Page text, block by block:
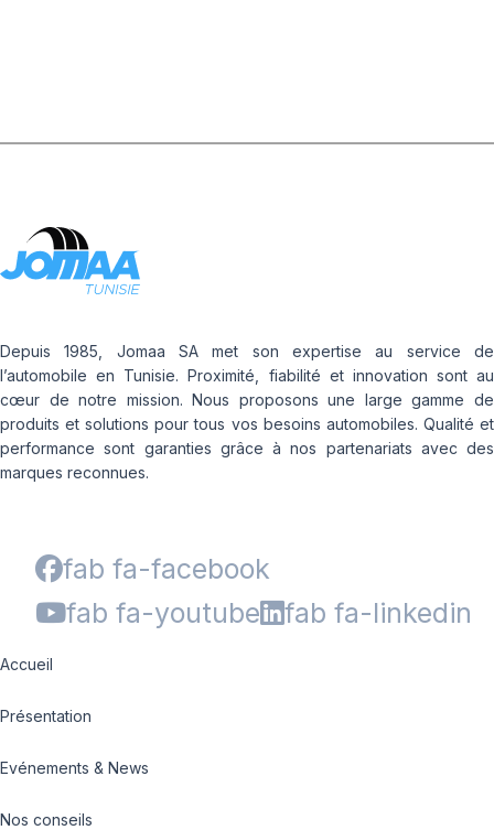
Depuis 1985, Jomaa SA met son expertise au service de
l’automobile en Tunisie. Proximité, fiabilité et innovation sont au
cœur de notre mission. Nous proposons une large gamme de
produits et solutions pour tous vos besoins automobiles. Qualité et
performance sont garanties grâce à nos partenariats avec des
marques reconnues.
fab fa-facebook
fab fa-youtube
fab fa-linkedin
Accueil
Présentation
Evénements & News
Nos conseils